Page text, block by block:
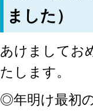
ました）
あけましてお
たします。
◎年明け最初